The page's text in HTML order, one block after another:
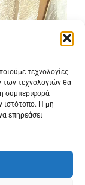
τεχνολογίες
τεχνολογιών θα
συμπεριφορά
ιστότοπο. Η μη
επηρεάσει